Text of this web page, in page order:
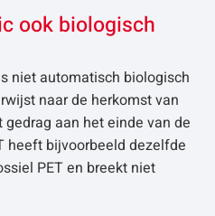
ook biologisch
niet automatisch biologisch
naar de herkomst van
aan het einde van de
heeft bijvoorbeeld dezelfde
PET en breekt niet